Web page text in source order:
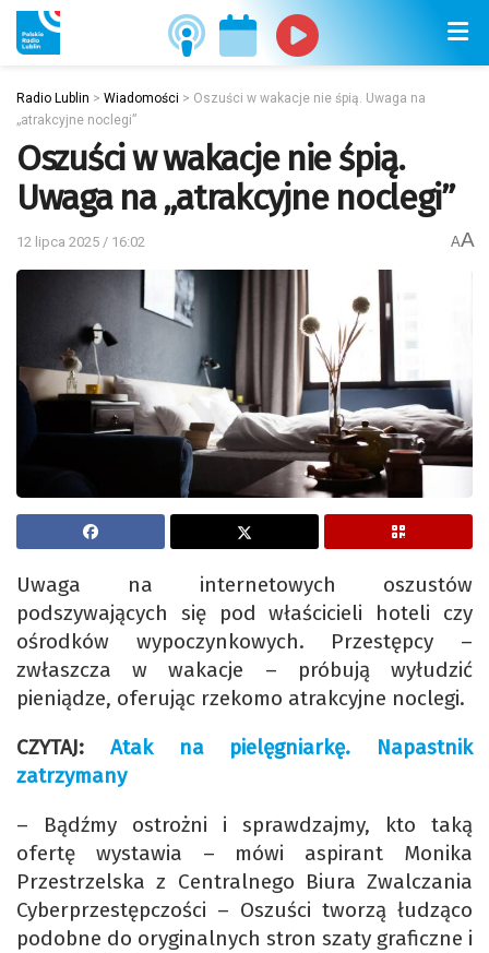
Radio Lublin > Wiadomości > Oszuści w wakacje nie śpią. Uwaga na
„atrakcyjne noclegi”
Oszuści w wakacje nie śpią.
Uwaga na „atrakcyjne noclegi”
12 lipca 2025 / 16:02 AA
Uwaga na internetowych oszustów
podszywających się pod właścicieli hoteli czy
ośrodków wypoczynkowych. Przestępcy –
zwłaszcza w wakacje – próbują wyłudzić
pieniądze, oferując rzekomo atrakcyjne noclegi.
CZYTAJ: Atak na pielęgniarkę. Napastnik
zatrzymany
– Bądźmy ostrożni i sprawdzajmy, kto taką
ofertę wystawia – mówi aspirant Monika
Przestrzelska z Centralnego Biura Zwalczania
Cyberprzestępczości – Oszuści tworzą łudząco
podobne do oryginalnych stron szaty graficzne i